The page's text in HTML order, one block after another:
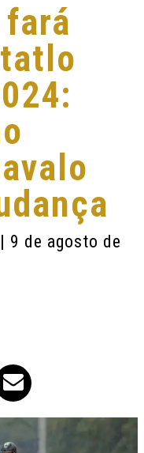
| 9 de agosto de